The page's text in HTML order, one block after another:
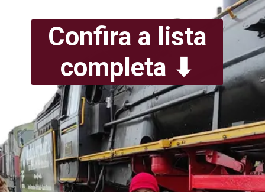
Confira a lista
completa ⬇